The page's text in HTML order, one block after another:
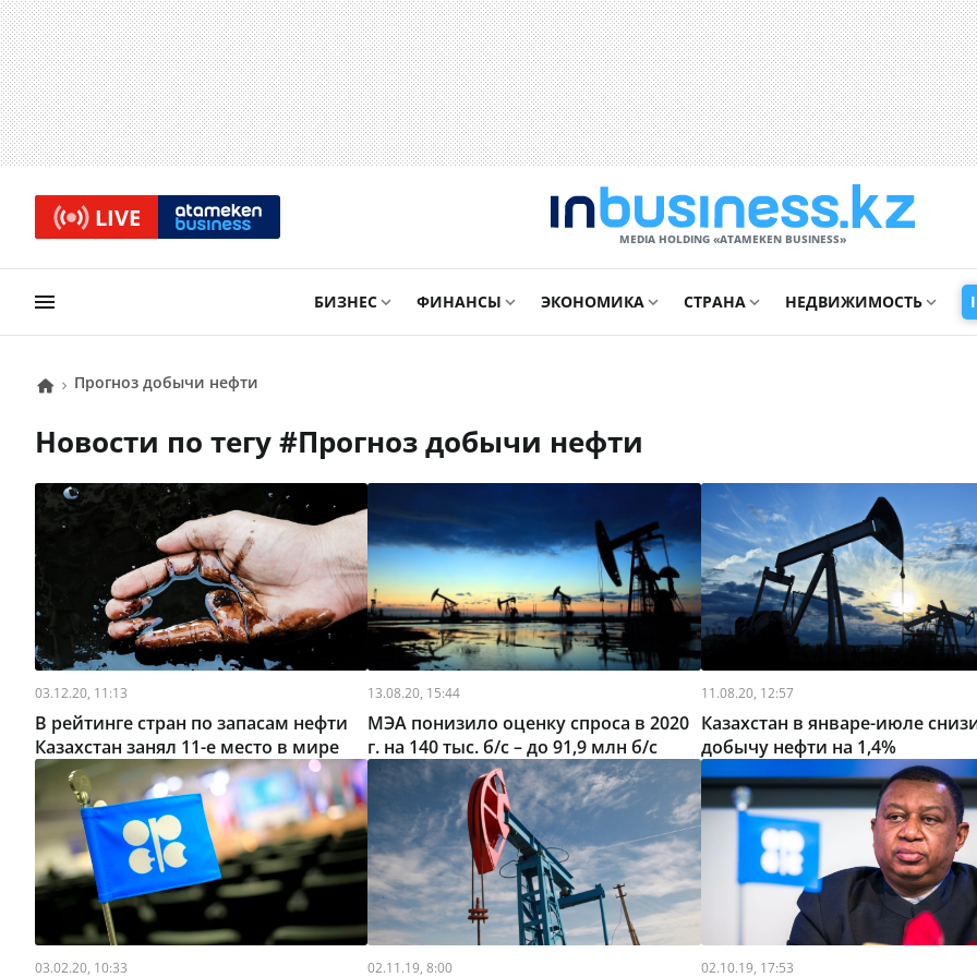
LIVE
MEDIA HOLDING «ATAMEKЕN BUSINESS»
БИЗНЕС ФИНАНСЫ ЭКОНОМИКА СТРАНА НЕДВИЖИМОСТЬ
прогноз добычи нефти
Новости по тегу # прогноз добычи нефти
03.12.20, 11:13
В рейтинге стран по запасам нефти
Казахстан занял 11-е место в мире
13.08.20, 15:44
МЭА понизило оценку спроса в 2020
г. на 140 тыс. б/с – до 91,9 млн б/с
11.08.20, 12:57
Казахстан в январе-июле
добычу нефти на 1,4%
03.02.20, 10:33 02.11.19, 8:00 02.10.19, 17:53